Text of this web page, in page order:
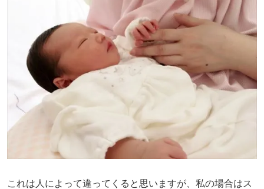
これは人によって違ってくると思いますが、私の場合はス